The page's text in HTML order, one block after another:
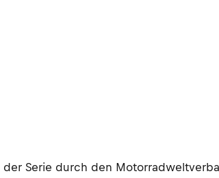
Serie durch den